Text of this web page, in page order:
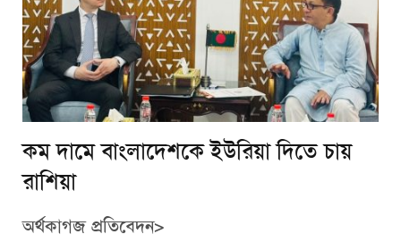
কম দামে বাংলাদেশকে ইউরিয়া দিতে চায়
রাশিয়া
অর্থকাগজ প্রতিবেদন>